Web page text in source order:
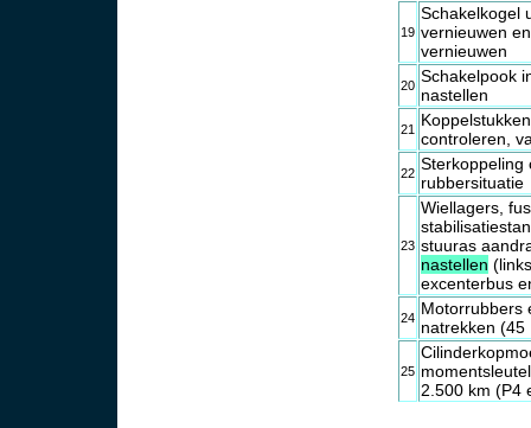
19
Schakelkogel
vernieuwen
vernieuwen
20 Schakelpook
nastellen
21 controleren,
22 Sterkoppeling
rubbersituatie
23
Wiellagers,
stuuras
nastellen
excenterbus
24 Motorrubbers
natrekken (45
25
2.500 km (P4